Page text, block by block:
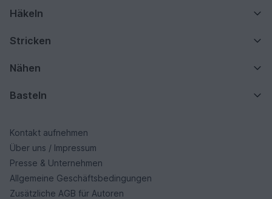
Häkeln
Stricken
Nähen
Basteln
Kontakt aufnehmen
Über uns / Impressum
Presse & Unternehmen
Allgemeine Geschäftsbedingungen
Zusätzliche AGB für Autoren